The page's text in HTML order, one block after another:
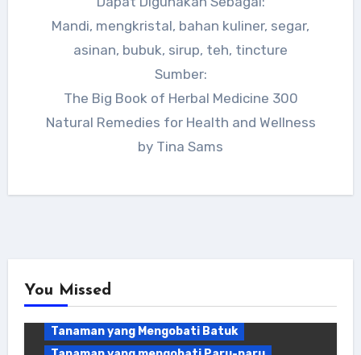
Mandi, mengkristal, bahan kuliner, segar,
asinan, bubuk, sirup, teh, tincture
Sumber:
The Big Book of Herbal Medicine 300
Natural Remedies for Health and Wellness
by Tina Sams
You Missed
Tanaman Obat Sakit Tenggorokan
Tanaman yang Baik untuk Antivirus
Tanaman yang Mengatasi Hidung Tersumbat
Bakteri
Tanaman yang Mengobati Asma
Tanaman yang Mengobati Batuk
Tanaman yang Bagus untuk Empedu